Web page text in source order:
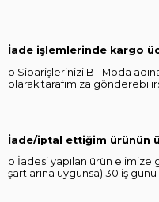
İade işlemlerinde kargo
o Siparişlerinizi BT Moda
olarak tarafımıza
İade/iptal ettiğim ürünün
o İadesi yapılan ürün
şartlarına uygunsa) 30 iş